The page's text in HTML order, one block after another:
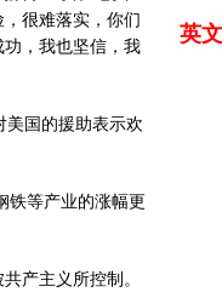
很难落实，你们
，我也坚信，我
国的援助表示欢
铁等产业的涨幅更
产主义所控制。
英